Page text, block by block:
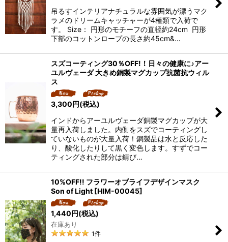
吊るすインテリアナチュラルな雰囲気が漂うマク
ラメのドリームキャッチャーが4種類で入荷で
す。 Size： 円形のモチーフの直径約24cm 円形
下部のコットンロープの長さ約45cm&…
スズコーティング30％OFF!！日々の健康に♪アー
ユルヴェーダ 大きめ銅製マグカップ抗菌抗ウィル
ス
3,300円(税込)
インドからアーユルヴェーダ銅製マグカップが大
量再入荷しました。内側をスズでコーティングし
ていないものが大量入荷！銅製品は水と反応した
り、酸化したりして黒く変色します。すずでコー
ティングされた部分は錆び…
10%OFF!! フラワーオブライフデザインマスク
Son of Light [HIM-00045]
1,440円(税込)
在庫あり
1件